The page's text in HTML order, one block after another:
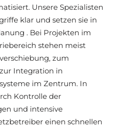
Unsere Spezialisten
klar und setzen sie in
. Bei Projekten im
stehen meist
zum
Integration in
im Zentrum. In
Kontrolle der
und intensive
einen schnellen